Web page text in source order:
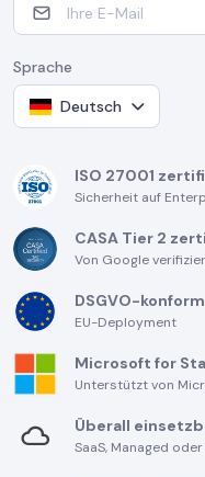
Sprache
Deutsch
ISO 27001
Sicherheit auf
CASA Tier 2
Von Google
DSGVO-konform
EU-Deployment
Microsoft for
Unterstützt von
Überall
SaaS, Managed